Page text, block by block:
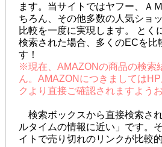
ます。当サイトではヤフー、Ａ
ちろん、その他多数の人気ショ
比較を一度に実現します。 とく
検索された場合、多くのECを比
す！
※現在、AMAZONの商品の検索
ん。AMAZONにつきましては
クより直接ご確認されますよう
検索ボックスから直接検索さ
ルタイムの情報に近い」です。
イトで売り切れのリンクが比較